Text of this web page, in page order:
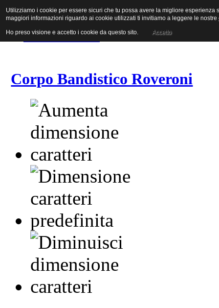
Vai al contenuto
Vai alla navigazione principale
Vai alla prima colonna
Corpo Bandistico Roveroni
Utilizziamo i cookie per essere sicuri che tu possa avere la migliore
maggiori informazioni riguardo ai cookie utilizzati ti invitiamo a leggere le nostre
Ho preso visione e accetto i cookie da questo sito. Accetto